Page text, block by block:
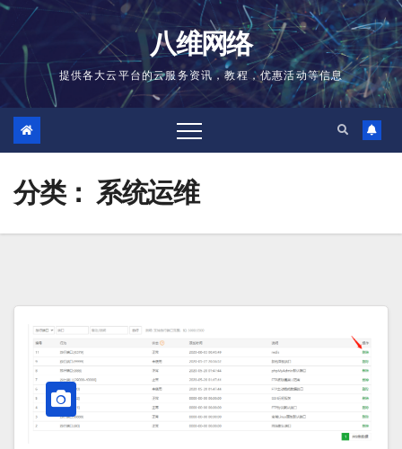
跳
容
八维网络
提供各大云平台的云服务资讯，教程，优惠活动等信息
分类： 系统运维